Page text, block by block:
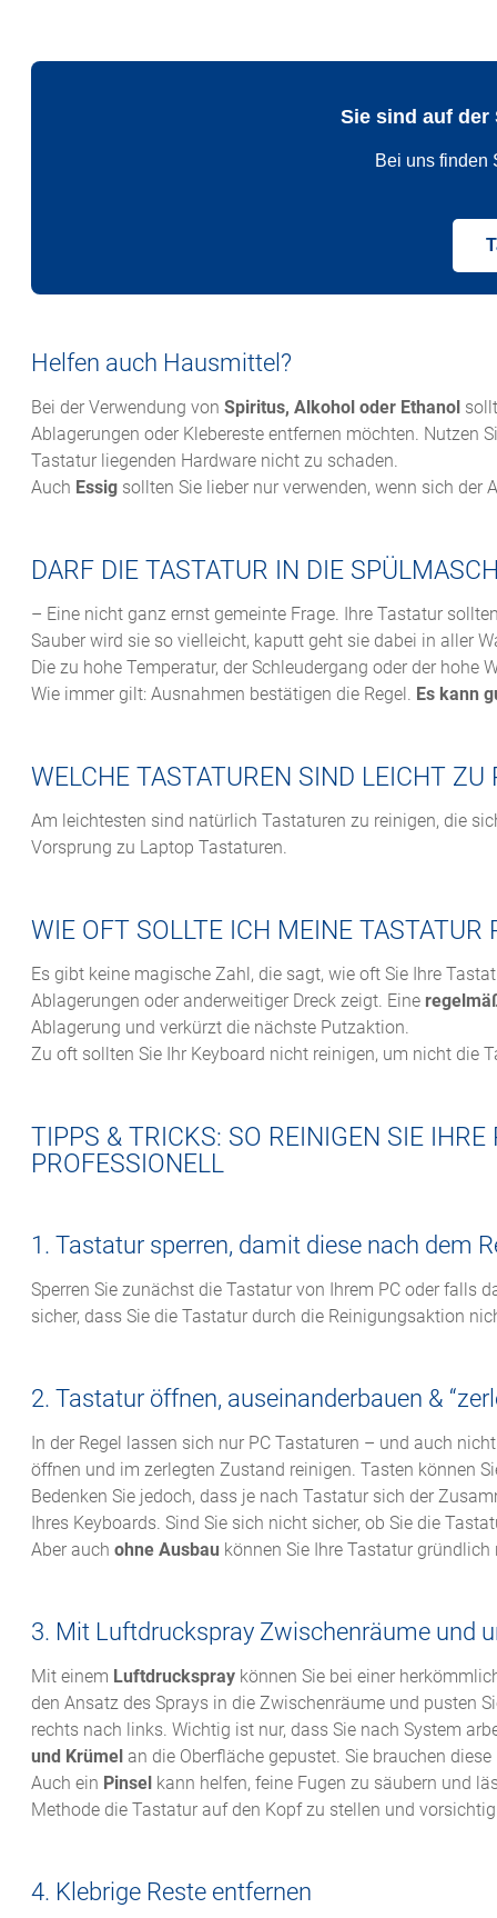
Sie sind auf der
Bei uns finden
Helfen auch Hausmittel?
Bei der Verwendung von Spiritus, Alkohol oder Ethanol
Ablagerungen oder Klebereste entfernen möchten. Nutzen
Tastatur liegenden Hardware nicht zu schaden.
Auch Essig sollten Sie lieber nur verwenden, wenn sich
DARF DIE TASTATUR IN DIE
– Eine nicht ganz ernst gemeinte Frage. Ihre Tastatur
Sauber wird sie so vielleicht, kaputt geht sie dabei in aller
Die zu hohe Temperatur, der Schleudergang oder der
Wie immer gilt: Ausnahmen bestätigen die Regel. Es kann
WELCHE TASTATUREN SIND LEICHT ZU
Am leichtesten sind natürlich Tastaturen zu reinigen, die
Vorsprung zu Laptop Tastaturen.
WIE OFT SOLLTE ICH MEINE TASTATUR
Es gibt keine magische Zahl, die sagt, wie oft Sie Ihre
Ablagerungen oder anderweitiger Dreck zeigt. Eine
Ablagerung und verkürzt die nächste Putzaktion.
Zu oft sollten Sie Ihr Keyboard nicht reinigen, um nicht die
TIPPS & TRICKS: SO REINIGEN SIE
PROFESSIONELL
1. Tastatur sperren, damit diese nach dem
Sperren Sie zunächst die Tastatur von Ihrem PC oder falls
sicher, dass Sie die Tastatur durch die Reinigungsaktion
2. Tastatur öffnen, auseinanderbauen &
In der Regel lassen sich nur PC Tastaturen – und auch
öffnen und im zerlegten Zustand reinigen. Tasten können
Bedenken Sie jedoch, dass je nach Tastatur sich der
Ihres Keyboards. Sind Sie sich nicht sicher, ob Sie die
Aber auch ohne Ausbau können Sie Ihre Tastatur gründlich
3. Mit Luftdruckspray Zwischenräume und
Mit einem Luftdruckspray können Sie bei einer
den Ansatz des Sprays in die Zwischenräume und pusten
rechts nach links. Wichtig ist nur, dass Sie nach System
und Krümel an die Oberfläche gepustet. Sie brauchen
Auch ein Pinsel kann helfen, feine Fugen zu säubern und
Methode die Tastatur auf den Kopf zu stellen und
4. Klebrige Reste entfernen